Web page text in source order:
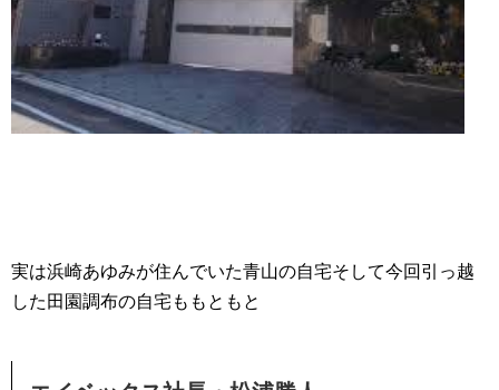
実は浜崎あゆみが住んでいた青山の自宅そして今回引っ越
した田園調布の自宅ももともと